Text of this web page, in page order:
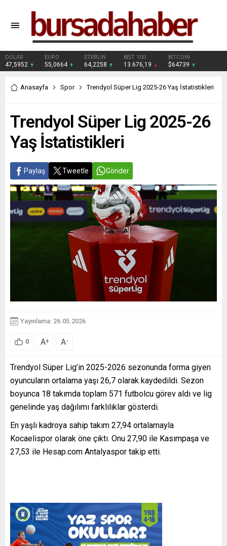
DOLAR
47,5952
EURO
55,0664
STERLİN
64,2258
BIST 100
13.676,19
BITCOIN
$64739
Anasayfa Spor Trendyol Süper Lig 2025-26 Yaş İstatistikleri
Trendyol Süper Lig 2025-26
Yaş İstatistikleri
Paylaş Tweetle Gönder
Yayınlama: 26.05.2026
0 A+ A-
Trendyol Süper Lig’in 2025-2026 sezonunda forma giyen
oyuncuların ortalama yaşı 26,7 olarak kaydedildi. Sezon
boyunca 18 takımda toplam 571 futbolcu görev aldı ve lig
genelinde yaş dağılımı farklılıklar gösterdi.
En yaşlı kadroya sahip takım 27,94 ortalamayla
Kocaelispor olarak öne çıktı. Onu 27,90 ile Kasımpaşa ve
27,53 ile Hesap.com Antalyaspor takip etti.